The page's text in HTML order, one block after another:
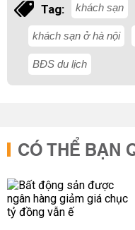
Tag: khách sạn
khách sạn ở hà nội
BĐS du lịch
CÓ THỂ BẠN